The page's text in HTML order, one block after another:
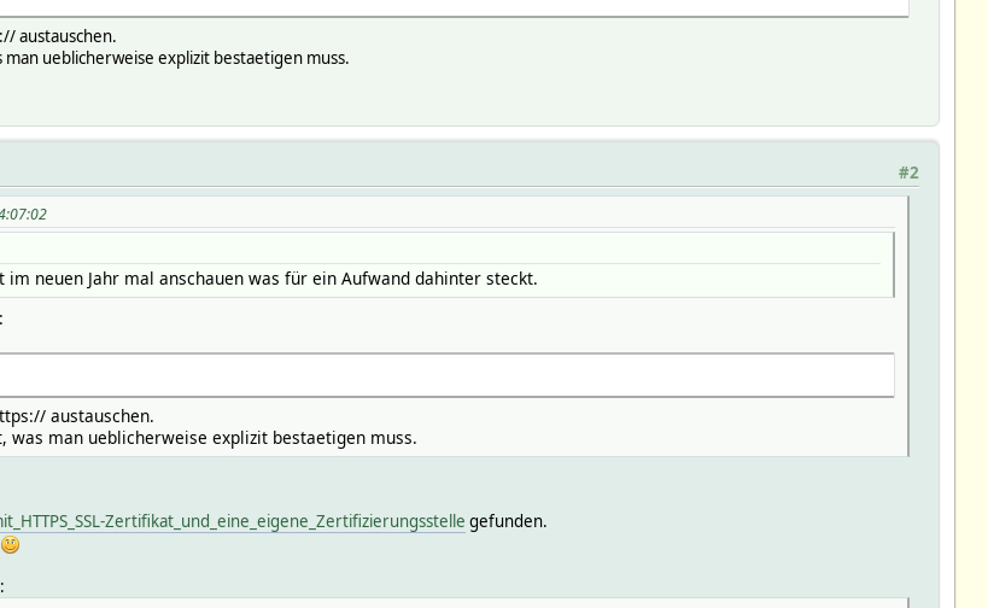
austauschen.
ueblicherweise explizit bestaetigen muss.
#2
neuen Jahr mal anschauen was für ein Aufwand dahinter steckt.
austauschen.
man ueblicherweise explizit bestaetigen muss.
Zertifikat_und_eine_eigene_Zertifizierungsstelle gefunden.